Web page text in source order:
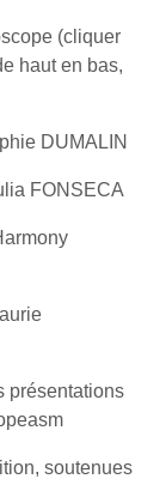
(cliquer
haut en bas,
DUMALIN
FONSECA
présentations
soutenues